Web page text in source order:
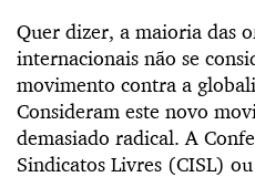
Quer dizer, a maioria das
internacionais não se
movimento contra a
Consideram este novo
demasiado radical. A
Sindicatos Livres (CISL)